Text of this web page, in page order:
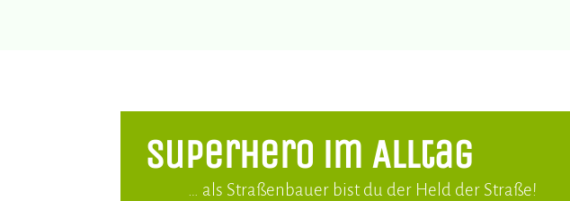
Superhero im Alltag
… als Straßenbauer bist du der Held der Straße!